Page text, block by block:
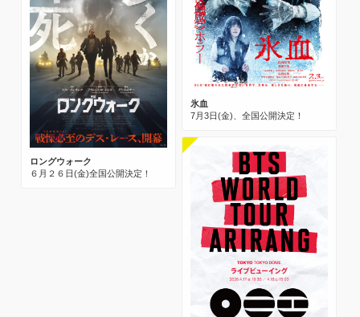
氷血
7月3日(金)、全国公開決定！
ロングウォーク
６月２６日(金)全国公開決定！